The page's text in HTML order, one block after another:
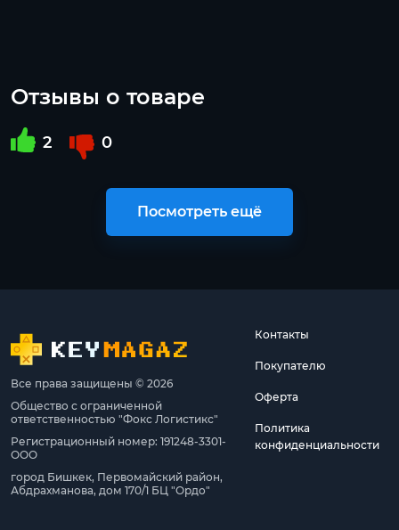
Отзывы о товаре
2 0
Посмотреть ещё
Все права защищены © 2026
Общество с ограниченной
ответственностью "Фокс Логистикс"
Регистрационный номер: 191248-3301-
ООО
город Бишкек, Первомайский район,
Абдрахманова, дом 170/1 БЦ "Ордо"
Контакты
Покупателю
Оферта
Политика
конфиденциальности